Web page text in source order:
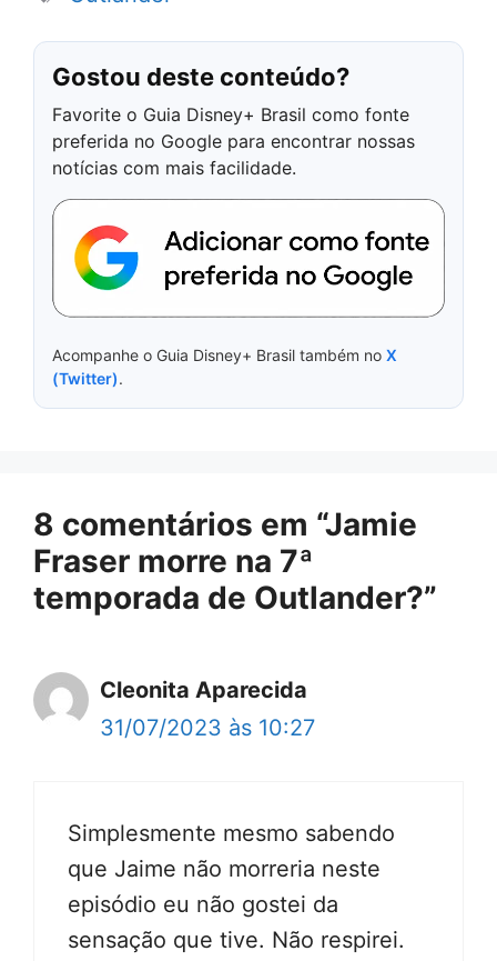
Gostou deste conteúdo?
Favorite o Guia Disney+ Brasil como fonte
preferida no Google para encontrar nossas
notícias com mais facilidade.
Acompanhe o Guia Disney+ Brasil também no X
(Twitter).
8 comentários em “Jamie
Fraser morre na 7ª
temporada de Outlander?”
Cleonita Aparecida
31/07/2023 às 10:27
Simplesmente mesmo sabendo
que Jaime não morreria neste
episódio eu não gostei da
sensação que tive. Não respirei.